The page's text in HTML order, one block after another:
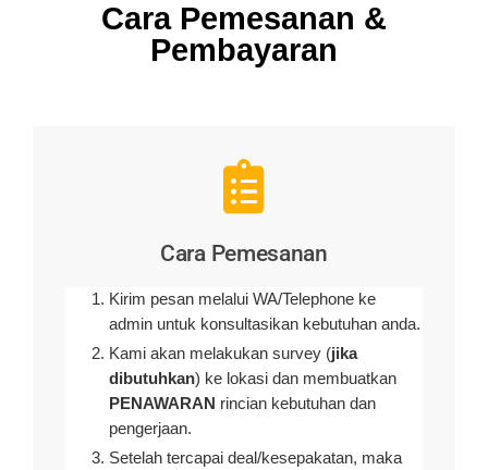
Cara Pemesanan &
Pembayaran
Cara Pemesanan
Kirim pesan melalui WA/Telephone ke
admin untuk konsultasikan kebutuhan anda.
Kami akan melakukan survey (jika
dibutuhkan) ke lokasi dan membuatkan
PENAWARAN rincian kebutuhan dan
pengerjaan.
Setelah tercapai deal/kesepakatan, maka